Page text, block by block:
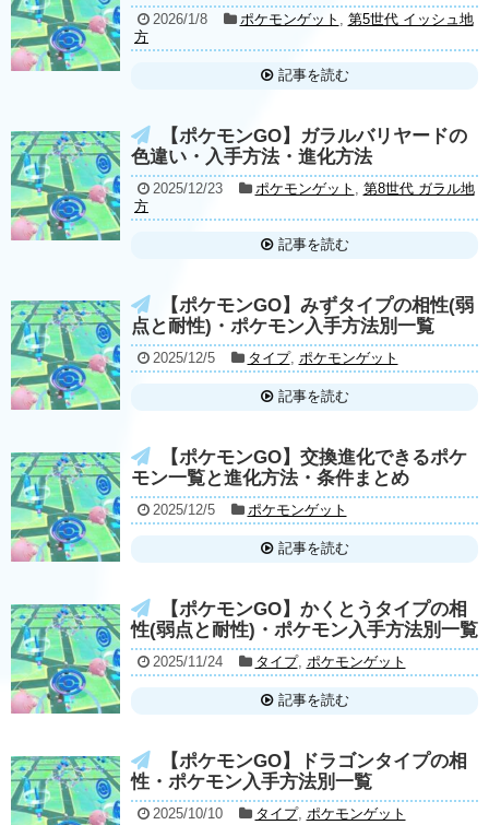
2026/1/8 ポケモンゲット , 第5世代 イッシュ地
方
記事を読む
【ポケモンGO】ガラルバリヤードの
色違い・入手方法・進化方法
2025/12/23 ポケモンゲット , 第8世代 ガラル地
方
記事を読む
【ポケモンGO】みずタイプの相性(弱
点と耐性)・ポケモン入手方法別一覧
2025/12/5 タイプ, ポケモンゲット
記事を読む
【ポケモンGO】交換進化できるポケ
モン一覧と進化方法・条件まとめ
2025/12/5 ポケモンゲット
記事を読む
【ポケモンGO】かくとうタイプの相
性(弱点と耐性)・ポケモン入手方法別一覧
2025/11/24 タイプ, ポケモンゲット
記事を読む
【ポケモンGO】ドラゴンタイプの相
性・ポケモン入手方法別一覧
2025/10/10 タイプ, ポケモンゲット